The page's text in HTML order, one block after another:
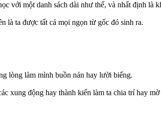
với một danh sách dài như thế, và nhất định là
là ta được tất cả mọi ngọn từ gốc đó sinh ra.
lòng làm mình buồn nản hay lười biếng.
xung động hay thành kiến làm ta chia trí hay mờ